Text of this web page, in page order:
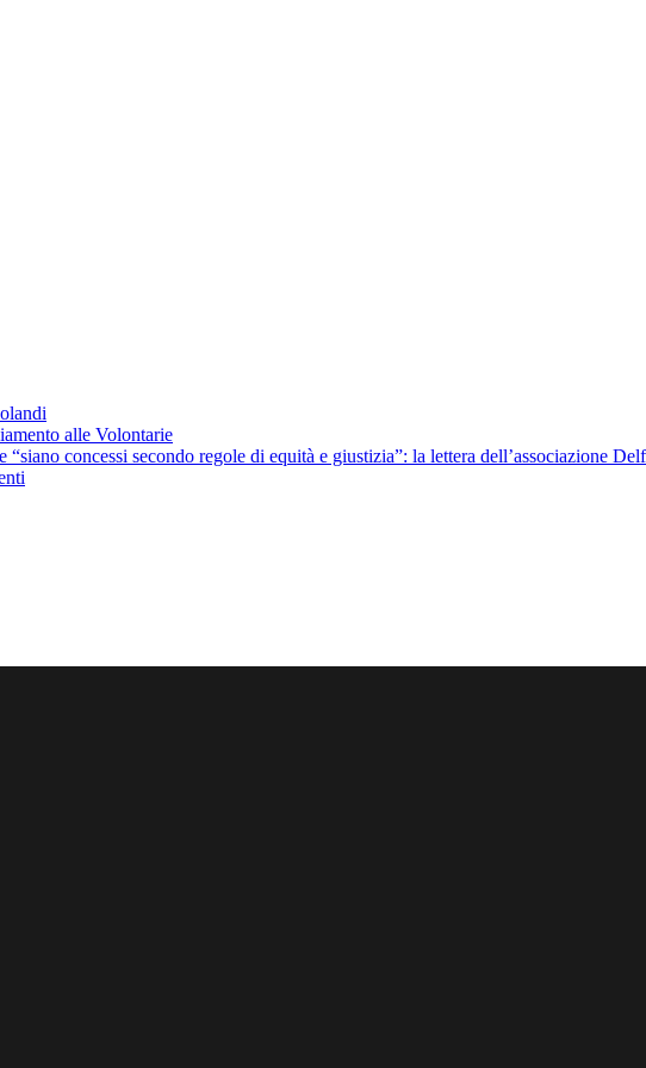
alle Volontarie
concessi secondo regole di equità e giustizia”: la lettera dell’associazione